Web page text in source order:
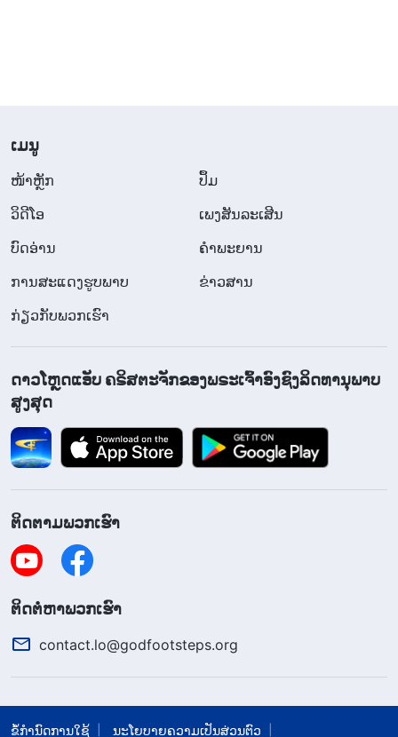
ບັນເທົາພຽງຊົ່ວຄາວ. ເຖິງວ່າຈະມີສິ່ງເຫຼົ່ານີ້, ມະນຸດກໍຈະ
ເຮັດບາບໂດຍຫຼີກເວັ້ນບໍ່ໄດ້ ແລະ ສະແດງຄວາມໂສກເສົ້າກັບ
ຄວາມບໍ່ຍຸຕິທຳຂອງສັງຄົມ. ສິ່ງເຫຼົ່ານີ້ບໍ່ສາມາດຍັບຍັ້ງຄວາມ
ໃນທີ່ສຸດ ມະນຸດກໍຍັງເປັນມະນຸດ. ຕໍາແໜ່ງ ແລະ ຊີວິດຂອງ
ພຣະເຈົ້າບໍ່ສາມາດແທນທີ່ໂດຍມະນຸດຄົນໃດໄດ້.
ມະນຸດຊາດບໍ່ພຽງແຕ່ຕ້ອງການສັງຄົມທີ່ຍຸຕິທຳ ເຊິ່ງທຸກຄົນ
ໄດ້ຮັບການລ້ຽງດູເປັນຢ່າງດີ ແລະ ເທົ່າທຽມກັນ ແລະ
ສະເໝີພາບກັນ ແລະ ເປັນອິດສະລະ, ແຕ່ພວກເຂົາຍັງ
ຕ້ອງການຄວາມລອດພົ້ນຂອງພຣະເຈົ້າ ແລະ ການຈັດກຽມ
ຊີວິດທີ່ພຣະອົງມີໃຫ້ກັບພວກເຂົາ. ມີພຽງແຕ່ເມື່ອມະນຸດໄດ້
ຮັບຄວາມລອດພົ້ນຈາກພຣະເຈົ້າ ແລະ ການຈັດກຽມຊີວິດ
ຂອງພຣະອົງທີ່ມີໃຫ້ພວກເຂົາເທົ່ານັ້ນ ຄວາມຕ້ອງການ,
ຄວາມປາຖະໜາເພື່ອຄົ້ນຫາ ແລະ ຄວາມຫວ່າງເປົ່າຝ່າຍ
ວິນຍານຂອງມະນຸດຈຶ່ງຈະໄດ້ຮັບການແກ້ໄຂ. ຖ້າປະຊາຊົນ
ຂອງປະເທດ ຫຼື ຊົນຊາດໃດໜຶ່ງບໍ່ສາມາດຮັບເອົາຄວາມ
ລອດພົ້ນ ແລະ ການເບິ່ງແຍງຈາກພຣະເຈົ້າ, ແລ້ວປະເທດ ຫຼື
ເສັ້ນທາງສູ່ຄວາມມືດ ແລະ ຈະຖືກທຳລາຍລ້າງໂດຍ
​ເມ​ນູ
​ໜ້າຫຼັກ
ປຶ້ມ
ວິ​ດີ​ໂອ
ເພງສັນລະເສີນ
ບົດອ່ານ
ຄຳພະຍານ
ການສະແດງຮູບພາບ
ຂ່າວສານ
ກ່ຽວກັບພວກເຮົາ
ດາວໂຫຼດແອັບ ຄຣິສຕະຈັກຂອງພຣະເຈົ້າອົງຊົງລິດທານຸພາບ
ສູງສຸດ
ຕິດຕາມພວກເຮົາ
​ຕິດ​ຕໍ່​ຫາ​ພວກ​ເຮົາ
contact.lo@godfootsteps.org
ຂໍ້ກຳນົດການໃຊ້ ນະໂຍບາຍຄວາມເປັນສ່ວນຕົວ